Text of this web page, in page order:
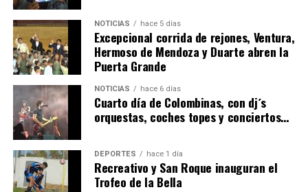
4º DÍA DE LAS FIESTAS COLOMBINAS 2026
hace 7 días Huelvatv
NOTICIAS hace 5 días
Excepcional corrida de rejones, Ventura,
Hermoso de Mendoza y Duarte abren la
Puerta Grande
NOTICIAS hace 6 días
Cuarto día de Colombinas, con dj´s
orquestas, coches topes y conciertos…
DEPORTES hace 1 día
Recreativo y San Roque inauguran el
Trofeo de la Bella